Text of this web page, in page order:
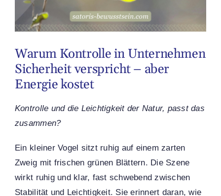
Warum Kontrolle in Unternehmen
Sicherheit verspricht – aber
Energie kostet
Kontrolle und die Leichtigkeit der Natur, passt das
zusammen?
Ein kleiner Vogel sitzt ruhig auf einem zarten
Zweig mit frischen grünen Blättern. Die Szene
wirkt ruhig und klar, fast schwebend zwischen
Stabilität und Leichtigkeit. Sie erinnert daran, wie